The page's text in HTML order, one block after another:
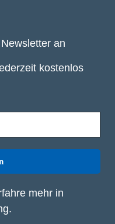
an
kostenlos
mehr in
.